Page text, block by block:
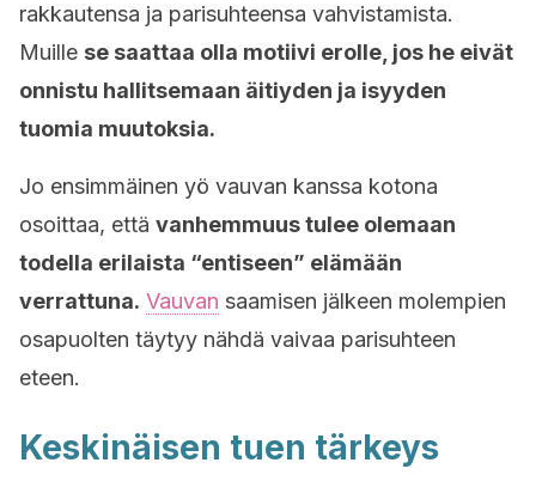
rakkautensa ja parisuhteensa vahvistamista.
Muille se saattaa olla motiivi erolle, jos he eivät
onnistu hallitsemaan äitiyden ja isyyden
tuomia muutoksia.
Jo ensimmäinen yö vauvan kanssa kotona
osoittaa, että vanhemmuus tulee olemaan
todella erilaista “entiseen” elämään
verrattuna. Vauvan saamisen jälkeen molempien
osapuolten täytyy nähdä vaivaa parisuhteen
eteen.
Keskinäisen tuen tärkeys